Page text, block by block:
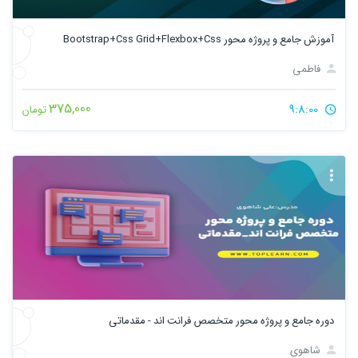
آموزش جامع و پروژه محور Bootstrap+Css Grid+Flexbox+Css
فاطمی
375,000تومان
دوره جامع و پروژه محور متخصص فرانت اند - مقدماتی
شاهوی